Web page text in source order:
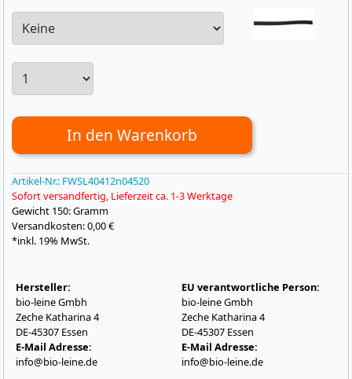
In den Warenkorb
Artikel-Nr.: FWSL40412n04520
Sofort versandfertig, Lieferzeit ca. 1-3 Werktage
Gewicht 150: Gramm
Versandkosten: 0,00 €
*inkl. 19% MwSt.
Hersteller:
bio-leine Gmbh
Zeche Katharina 4
DE-45307 Essen
E-Mail Adresse:
info@bio-leine.de
EU verantwortliche Person:
bio-leine Gmbh
Zeche Katharina 4
DE-45307 Essen
E-Mail Adresse:
info@bio-leine.de